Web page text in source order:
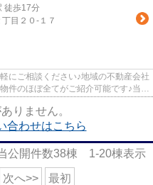
徒歩17分
丁目２０-１７
にご相談ください♪地域の不動産会社
件のほぼ全てがご紹介可能です♪当店
りません。
合わせはこちら
公開件数38棟 1-20棟表示
次へ>> 最初